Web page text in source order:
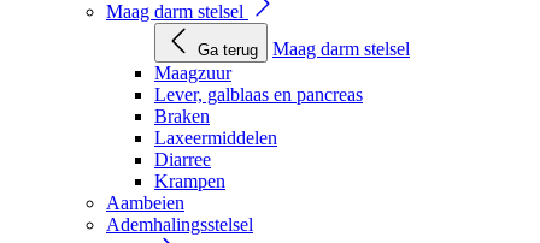
Maag darm stelsel
Ga terug
Maag darm stelsel
Maagzuur
Lever, galblaas en pancreas
Braken
Laxeermiddelen
Diarree
Krampen
Aambeien
Ademhalingsstelsel